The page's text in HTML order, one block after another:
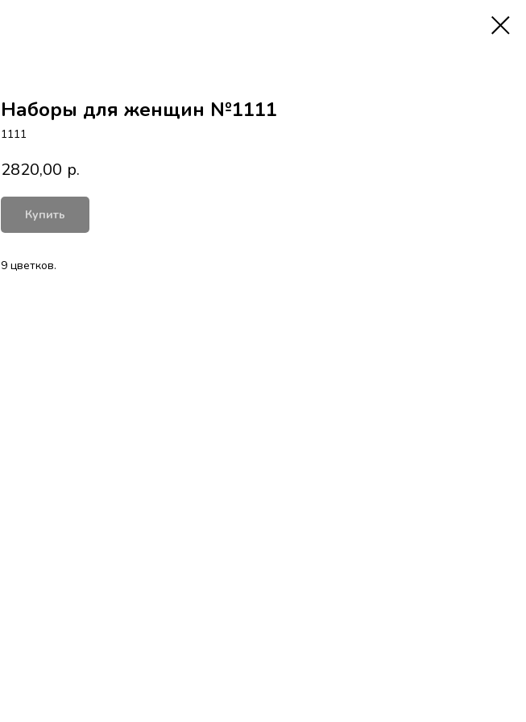
Наборы для женщин №1111
1111
2820,00 р.
Купить
9 цветков.